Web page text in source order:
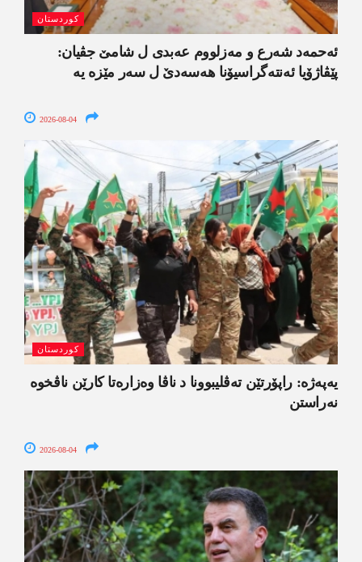
کوردستان
ئەحمەد شەرع و مەزلووم عەبدی ل شامێ جڤیان:
پێڤاژۆیا ئەنتەگراسیۆنا ھەسەدێ ل سەر مێزە یە
2026-08-04
کوردستان
یەپەژە: راپۆرتێن تەڤلیبوونا د ناڤا وەزارەتا کارێن ناڤخوە
نەراستن
2026-08-04